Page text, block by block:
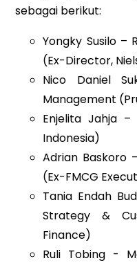
sebagai berikut:
Yongky Susilo –
(Ex-Director,
Nico Daniel
Management
Enjelita Jahja
Indonesia)
Adrian Baskoro
(Ex-FMCG
Tania Endah
Strategy &
Finance)
Ruli Tobing -